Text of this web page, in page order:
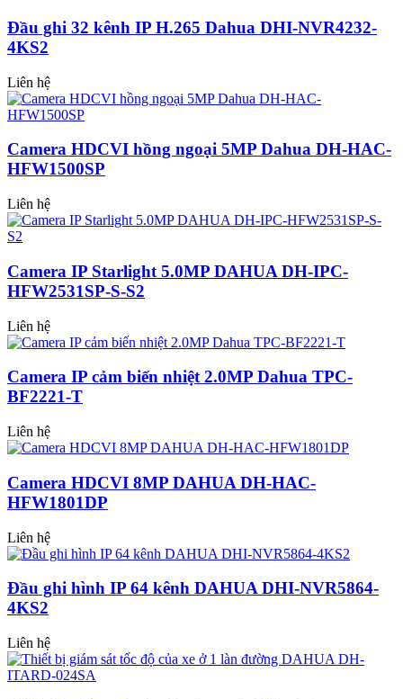
Đầu ghi 32 kênh IP H.265 Dahua DHI-NVR4232-
4KS2
Liên hệ
Camera HDCVI hồng ngoại 5MP Dahua DH-HAC-
HFW1500SP
Liên hệ
Camera IP Starlight 5.0MP DAHUA DH-IPC-
HFW2531SP-S-S2
Liên hệ
Camera IP cảm biến nhiệt 2.0MP Dahua TPC-
BF2221-T
Liên hệ
Camera HDCVI 8MP DAHUA DH-HAC-
HFW1801DP
Liên hệ
Đầu ghi hình IP 64 kênh DAHUA DHI-NVR5864-
4KS2
Liên hệ